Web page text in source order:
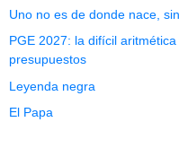
Uno no es de donde nace,
PGE 2027: la difícil
presupuestos
Leyenda negra
El Papa